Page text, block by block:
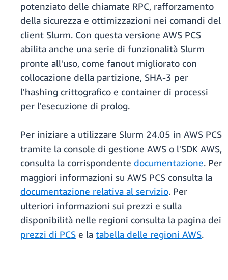
potenziato delle chiamate RPC, rafforzamento
della sicurezza e ottimizzazioni nei comandi del
client Slurm. Con questa versione AWS PCS
abilita anche una serie di funzionalità Slurm
pronte all'uso, come fanout migliorato con
collocazione della partizione, SHA-3 per
l'hashing crittografico e container di processi
per l'esecuzione di prolog.
Per iniziare a utilizzare Slurm 24.05 in AWS PCS
tramite la console di gestione AWS o l'SDK AWS,
consulta la corrispondente documentazione. Per
maggiori informazioni su AWS PCS consulta la
documentazione relativa al servizio. Per
ulteriori informazioni sui prezzi e sulla
disponibilità nelle regioni consulta la pagina dei
prezzi di PCS e la tabella delle regioni AWS.